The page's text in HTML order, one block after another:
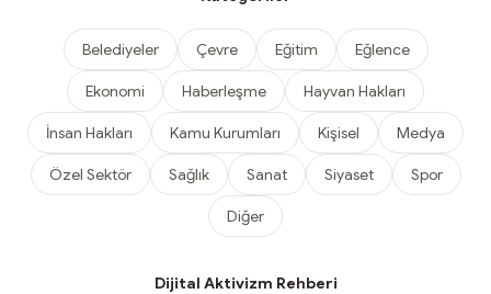
Belediyeler Çevre Eğitim Eğlence
Ekonomi Haberleşme Hayvan Hakları
İnsan Hakları Kamu Kurumları Kişisel Medya
Özel Sektör Sağlık Sanat Siyaset Spor
Diğer
Dijital Aktivizm Rehberi